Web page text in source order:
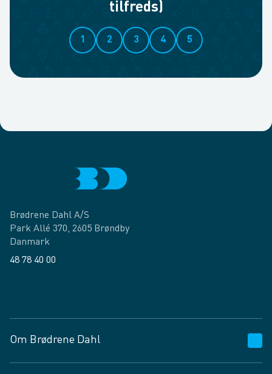
tilfreds)
1 2 3 4 5
Brødrene Dahl A/S
Park Allé 370, 2605 Brøndby
Danmark
48 78 40 00
Om Brødrene Dahl